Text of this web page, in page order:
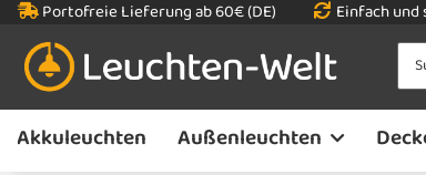
Portofreie Lieferung ab 60€ (DE) Einfach
Akkuleuchten Außenleuchten